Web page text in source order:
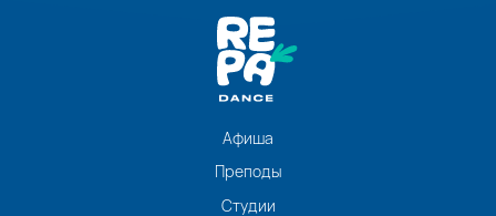
Афиша
Преподы
Студии